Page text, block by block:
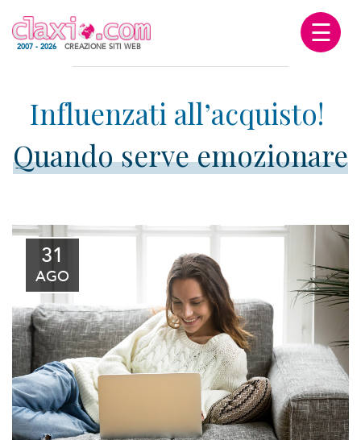
2007 - 2026 CREAZIONE SITI WEB ☰
Quando serve emozionare
31
AGO